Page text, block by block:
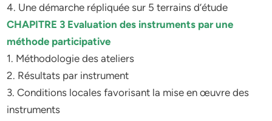
4. Une démarche répliquée sur 5 terrains d’étude
CHAPITRE 3 Evaluation des instruments par une
méthode participative
1. Méthodologie des ateliers
2. Résultats par instrument
3. Conditions locales favorisant la mise en œuvre des
instruments